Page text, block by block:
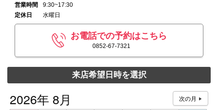
営業時間
9:30~17:30
定休日
水曜日
お電話での予約はこちら
0852-67-7321
来店希望日時を選択
2026年 8月